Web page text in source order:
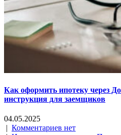
Как оформить ипотеку через
инструкция для заемщиков
04.05.2025
| Комментариев нет